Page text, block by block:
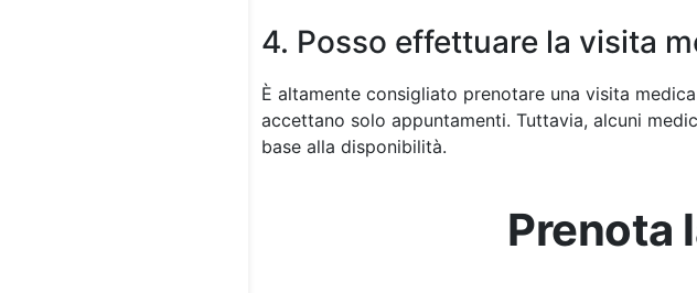
4. Posso effettuare la visita
È altamente consigliato prenotare una visita
accettano solo appuntamenti. Tuttavia, alcuni
base alla disponibilità.
Prenota